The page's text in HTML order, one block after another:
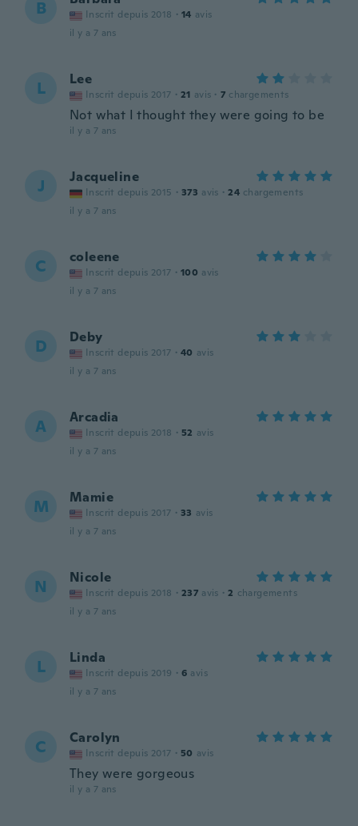
B Inscrit depuis 2018 · 14 avis
il y a 7 ans
L Lee
Inscrit depuis 2017 · 21 avis · 7 chargements
Not what I thought they were going to be
il y a 7 ans
J Jacqueline
Inscrit depuis 2015 · 373 avis · 24 chargements
il y a 7 ans
C coleene
Inscrit depuis 2017 · 100 avis
il y a 7 ans
D Deby
Inscrit depuis 2017 · 40 avis
il y a 7 ans
A Arcadia
Inscrit depuis 2018 · 52 avis
il y a 7 ans
M Mamie
Inscrit depuis 2017 · 33 avis
il y a 7 ans
N Nicole
Inscrit depuis 2018 · 237 avis · 2 chargements
il y a 7 ans
L Linda
Inscrit depuis 2019 · 6 avis
il y a 7 ans
C Carolyn
Inscrit depuis 2017 · 50 avis
They were gorgeous
il y a 7 ans